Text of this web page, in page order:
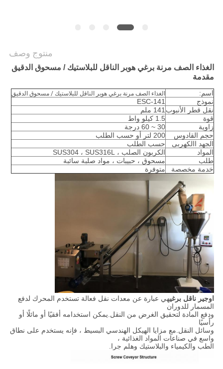
منتوج وصف
الغذاء الصف مرنة برغي هوبر الناقل للبلاستيك / مسحوق الدقيق
مقدمة
اسم: الغذاء الصف مرنة برغي هوبر الناقل للبلاستيك / مسحوق الدقيق
نموذج
ESC-141
نقل قطر الأنبوب141 ملم
قوة
1.5 كيلو واط
زاوية
30 ~ 60 درجة
حجم القادوس
200 لتر أو حسب الطلب
الجهد االكهربى
حسب الطلب
المواد
الكربون الصلب ، SUS304 ، SUS316L
طلب
مسحوق ، حبيبات ، مواد صلبة سائبة
خدمة مخصصة
متوفرة
اوجير ناقل برغيهي عبارة عن معدات نقل فعالة تستخدم المحرك لدفع
المسمار للدوران
ودفع المادة لتحقيق الغرض من النقل.يمكن استخدامه أفقيًا أو مائلًا أو
رأسيًا
وسائل النقل.مع مزايا الهيكل الهندسي البسيط ، فإنه يستخدم على نطاق
واسع في صناعات المواد الغذائية ،
الطب والكيمياء والبلاستيك وهلم جرا.